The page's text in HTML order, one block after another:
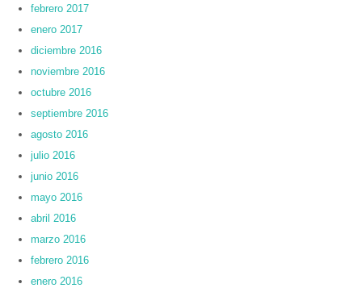
febrero 2017
enero 2017
diciembre 2016
noviembre 2016
octubre 2016
septiembre 2016
agosto 2016
julio 2016
junio 2016
mayo 2016
abril 2016
marzo 2016
febrero 2016
enero 2016